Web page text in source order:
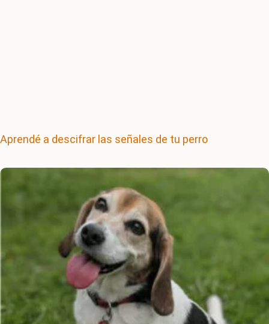
Aprendé a descifrar las señales de tu perro